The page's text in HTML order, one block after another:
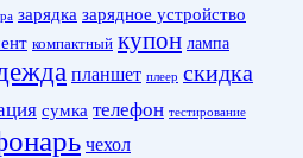
зарядка зарядное устройство
компактный купон лампа
планшет плеер скидка
сумка телефон тестирование
чехол